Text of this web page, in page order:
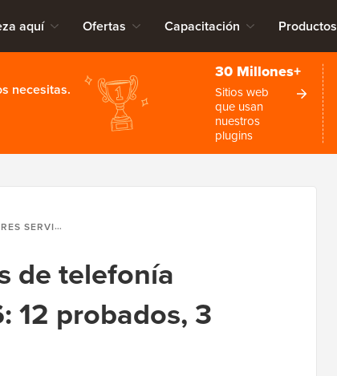
aquí Ofertas Capacitación Productos
necesitas.
30 Millones+
Sitios web
que usan
nuestros
plugins
DE 2026: 12 PROBADOS, 3 RECOMENDADOS
de telefonía
12 probados, 3